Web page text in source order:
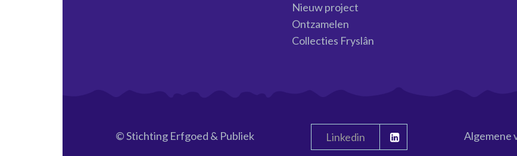
Nieuw project
Ontzamelen
Collecties Fryslân
© Stichting Erfgoed & Publiek Algemene
Linkedin